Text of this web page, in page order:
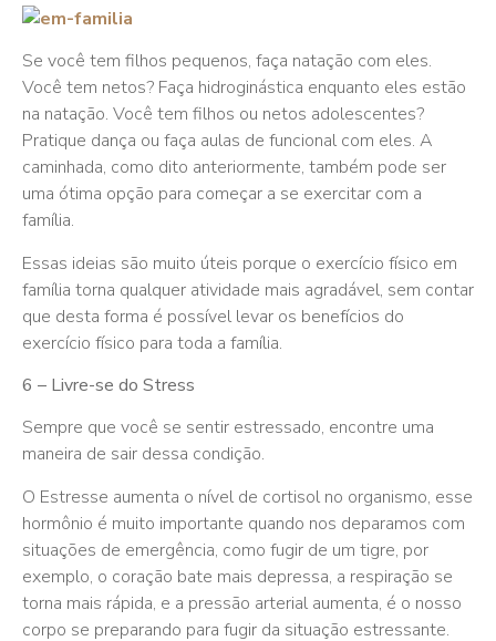
Se você tem filhos pequenos, faça natação com eles.
Você tem netos? Faça hidroginástica enquanto eles estão
na natação. Você tem filhos ou netos adolescentes?
Pratique dança ou faça aulas de funcional com eles. A
caminhada, como dito anteriormente, também pode ser
uma ótima opção para começar a se exercitar com a
família.
Essas ideias são muito úteis porque o exercício físico em
família torna qualquer atividade mais agradável, sem contar
que desta forma é possível levar os benefícios do
exercício físico para toda a família.
6 – Livre-se do Stress
Sempre que você se sentir estressado, encontre uma
maneira de sair dessa condição.
O Estresse aumenta o nível de cortisol no organismo, esse
hormônio é muito importante quando nos deparamos com
situações de emergência, como fugir de um tigre, por
exemplo, o coração bate mais depressa, a respiração se
torna mais rápida, e a pressão arterial aumenta, é o nosso
corpo se preparando para fugir da situação estressante.